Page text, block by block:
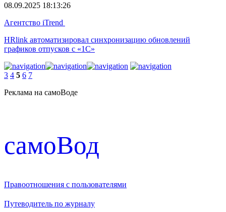
08.09.2025 18:13:26
Агентство iTrend
HRlink автоматизировал синхронизацию обновлений
графиков отпусков с «1С»
3 4 5 6 7
Реклама на самоВоде
cамоВод
Правоотношения с пользователями
Путеводитель по журналу